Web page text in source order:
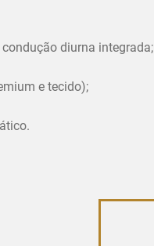
diurna integrada;
e tecido);